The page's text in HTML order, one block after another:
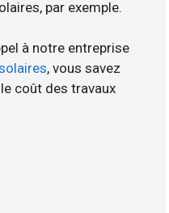
par exemple.
à notre entreprise
, vous savez
coût des travaux